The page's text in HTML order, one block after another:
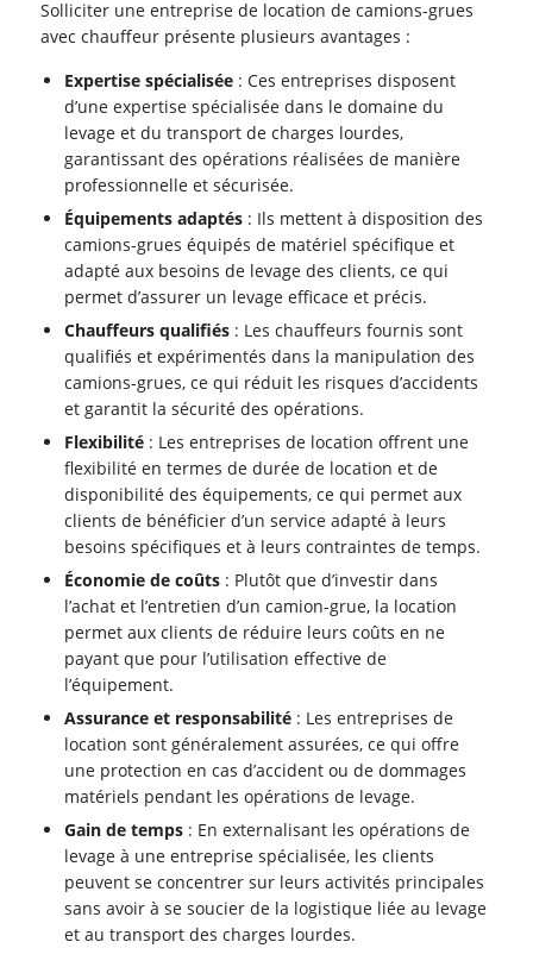
Solliciter une entreprise de location de camions-grues
avec chauffeur présente plusieurs avantages :
Expertise spécialisée : Ces entreprises disposent
d’une expertise spécialisée dans le domaine du
levage et du transport de charges lourdes,
garantissant des opérations réalisées de manière
professionnelle et sécurisée.
Équipements adaptés : Ils mettent à disposition des
camions-grues équipés de matériel spécifique et
adapté aux besoins de levage des clients, ce qui
permet d’assurer un levage efficace et précis.
Chauffeurs qualifiés : Les chauffeurs fournis sont
qualifiés et expérimentés dans la manipulation des
camions-grues, ce qui réduit les risques d’accidents
et garantit la sécurité des opérations.
Flexibilité : Les entreprises de location offrent une
flexibilité en termes de durée de location et de
disponibilité des équipements, ce qui permet aux
clients de bénéficier d’un service adapté à leurs
besoins spécifiques et à leurs contraintes de temps.
Économie de coûts : Plutôt que d’investir dans
l’achat et l’entretien d’un camion-grue, la location
permet aux clients de réduire leurs coûts en ne
payant que pour l’utilisation effective de
l’équipement.
Assurance et responsabilité : Les entreprises de
location sont généralement assurées, ce qui offre
une protection en cas d’accident ou de dommages
matériels pendant les opérations de levage.
Gain de temps : En externalisant les opérations de
levage à une entreprise spécialisée, les clients
peuvent se concentrer sur leurs activités principales
sans avoir à se soucier de la logistique liée au levage
et au transport des charges lourdes.